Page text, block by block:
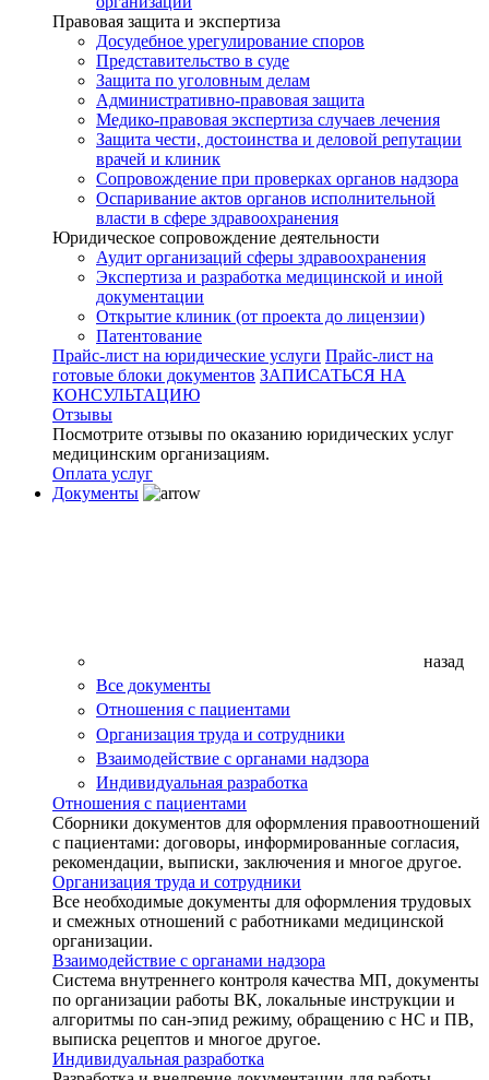
Правовая защита и экспертиза
Досудебное урегулирование споров
Представительство в суде
Защита по уголовным делам
Административно-правовая защита
Медико-правовая экспертиза случаев лечения
Защита чести, достоинства и деловой репутации
врачей и клиник
Сопровождение при проверках органов надзора
Оспаривание актов органов исполнительной
власти в сфере здравоохранения
Юридическое сопровождение деятельности
Аудит организаций сферы здравоохранения
Экспертиза и разработка медицинской и иной
документации
Открытие клиник (от проекта до лицензии)
Патентование
Прайс-лист на юридические услуги Прайс-лист на
готовые блоки документов ЗАПИСАТЬСЯ НА
КОНСУЛЬТАЦИЮ
Отзывы
Посмотрите отзывы по оказанию юридических услуг
медицинским организациям.
Оплата услуг
Документы
назад
Все документы
Отношения с пациентами
Организация труда и сотрудники
Взаимодействие с органами надзора
Индивидуальная разработка
Отношения с пациентами
Сборники документов для оформления правоотношений
с пациентами: договоры, информированные согласия,
рекомендации, выписки, заключения и многое другое.
Организация труда и сотрудники
Все необходимые документы для оформления трудовых
и смежных отношений с работниками медицинской
организации.
Взаимодействие с органами надзора
Система внутреннего контроля качества МП, документы
по организации работы ВК, локальные инструкции и
алгоритмы по сан-эпид режиму, обращению с НС и ПВ,
выписка рецептов и многое другое.
Индивидуальная разработка